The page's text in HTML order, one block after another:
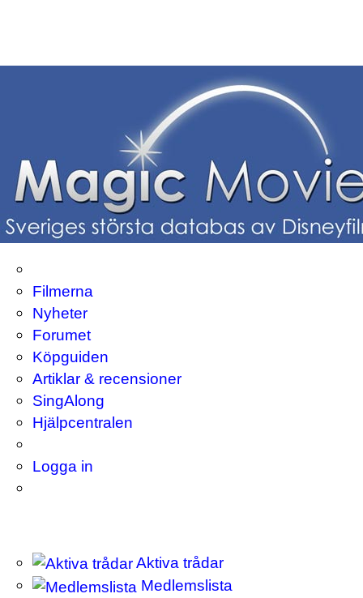
Filmerna
Nyheter
Forumet
Köpguiden
Artiklar & recensioner
SingAlong
Hjälpcentralen
Logga in
Aktiva trådar
Medlemslista